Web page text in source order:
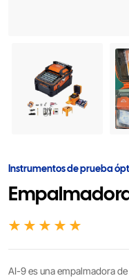
Instrumentos de prueba
AI-9 es una empalmadora